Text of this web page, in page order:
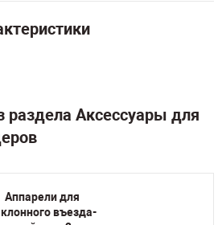
раздела Аксессуары для
Аппарели для
въезда-